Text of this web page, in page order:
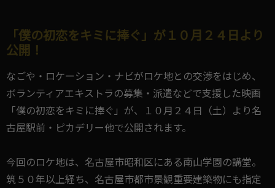
「僕の初恋をキミに捧ぐ」が１０月２４日より
公開！
なごや・ロケーション・ナビがロケ地との交渉をはじめ、
ボランティアエキストラの募集・派遣などで支援した映画
「僕の初恋をキミに捧ぐ」が、１０月２４日（土）より名
古屋駅前・ピカデリー他で公開されます。
今回のロケ地は、名古屋市昭和区にある南山学園の講堂。
筑５０年以上経ち、名古屋市都市景観重要建築物にも指定